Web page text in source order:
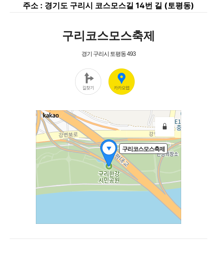
주소 : 경기도 구리시 코스모스길 14번 길 (토평동)